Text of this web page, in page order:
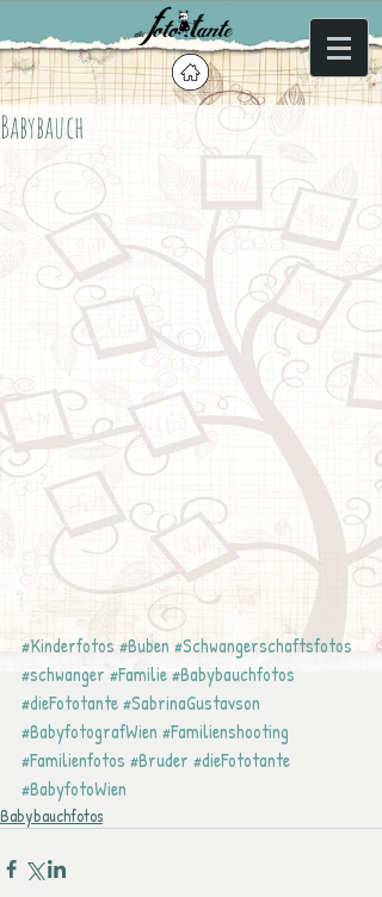
Babybauch
#Kinderfotos #Buben #Schwangerschaftsfotos
#schwanger #Familie#Babybauchfotos
#dieFototante#SabrinaGustavson
#BabyfotografWien #Familienshooting
#Familienfotos #Bruder #dieFototante
#BabyfotoWien
Babybauchfotos